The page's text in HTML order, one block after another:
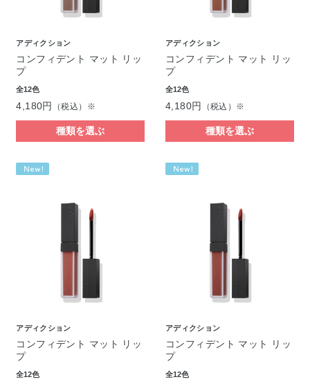
アディクション
コンフィデント マット リッ
プ
全12色
4,180円 （税込）※
種類を選ぶ
アディクション
コンフィデント マット リッ
プ
全12色
4,180円 （税込）※
種類を選ぶ
アディクション
コンフィデント マット リッ
プ
全12色
アディクション
コンフィデント マット リッ
プ
全12色